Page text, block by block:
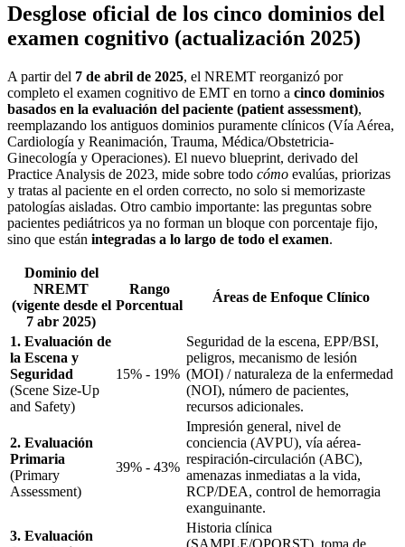
Desglose oficial de los cinco dominios del
examen cognitivo (actualización 2025)
A partir del 7 de abril de 2025, el NREMT reorganizó por
completo el examen cognitivo de EMT en torno a cinco dominios
basados en la evaluación del paciente (patient assessment),
reemplazando los antiguos dominios puramente clínicos (Vía Aérea,
Cardiología y Reanimación, Trauma, Médica/Obstetricia-
Ginecología y Operaciones). El nuevo blueprint, derivado del
Practice Analysis de 2023, mide sobre todo cómo evalúas, priorizas
y tratas al paciente en el orden correcto, no solo si memorizaste
patologías aisladas. Otro cambio importante: las preguntas sobre
pacientes pediátricos ya no forman un bloque con porcentaje fijo,
sino que están integradas a lo largo de todo el examen.
Dominio del
NREMT
(vigente desde el
7 abr 2025)
Rango
Porcentual
Áreas de Enfoque Clínico
1. Evaluación de
la Escena y
Seguridad
(Scene Size-Up
and Safety)
15% - 19%
Seguridad de la escena, EPP/BSI,
peligros, mecanismo de lesión
(MOI) / naturaleza de la enfermedad
(NOI), número de pacientes,
recursos adicionales.
2. Evaluación
Primaria
(Primary
Assessment)
39% - 43%
Impresión general, nivel de
conciencia (AVPU), vía aérea-
respiración-circulación (ABC),
amenazas inmediatas a la vida,
RCP/DEA, control de hemorragia
exanguinante.
3. Evaluación
Historia clínica
(SAMPLE/OPQRST), toma de